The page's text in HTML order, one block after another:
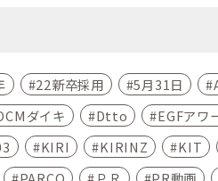
22新卒採用 5月31日
ダイキ Dtto EGFアワ
KIRI KIRINZ KIT